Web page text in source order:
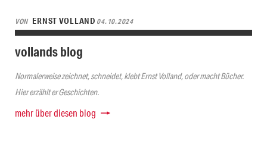
VON ERNST VOLLAND 04.10.2024
vollands blog
Normalerweise zeichnet, schneidet, klebt Ernst Volland, oder macht Bücher.
Hier erzählt er Geschichten.
mehr über diesen blog